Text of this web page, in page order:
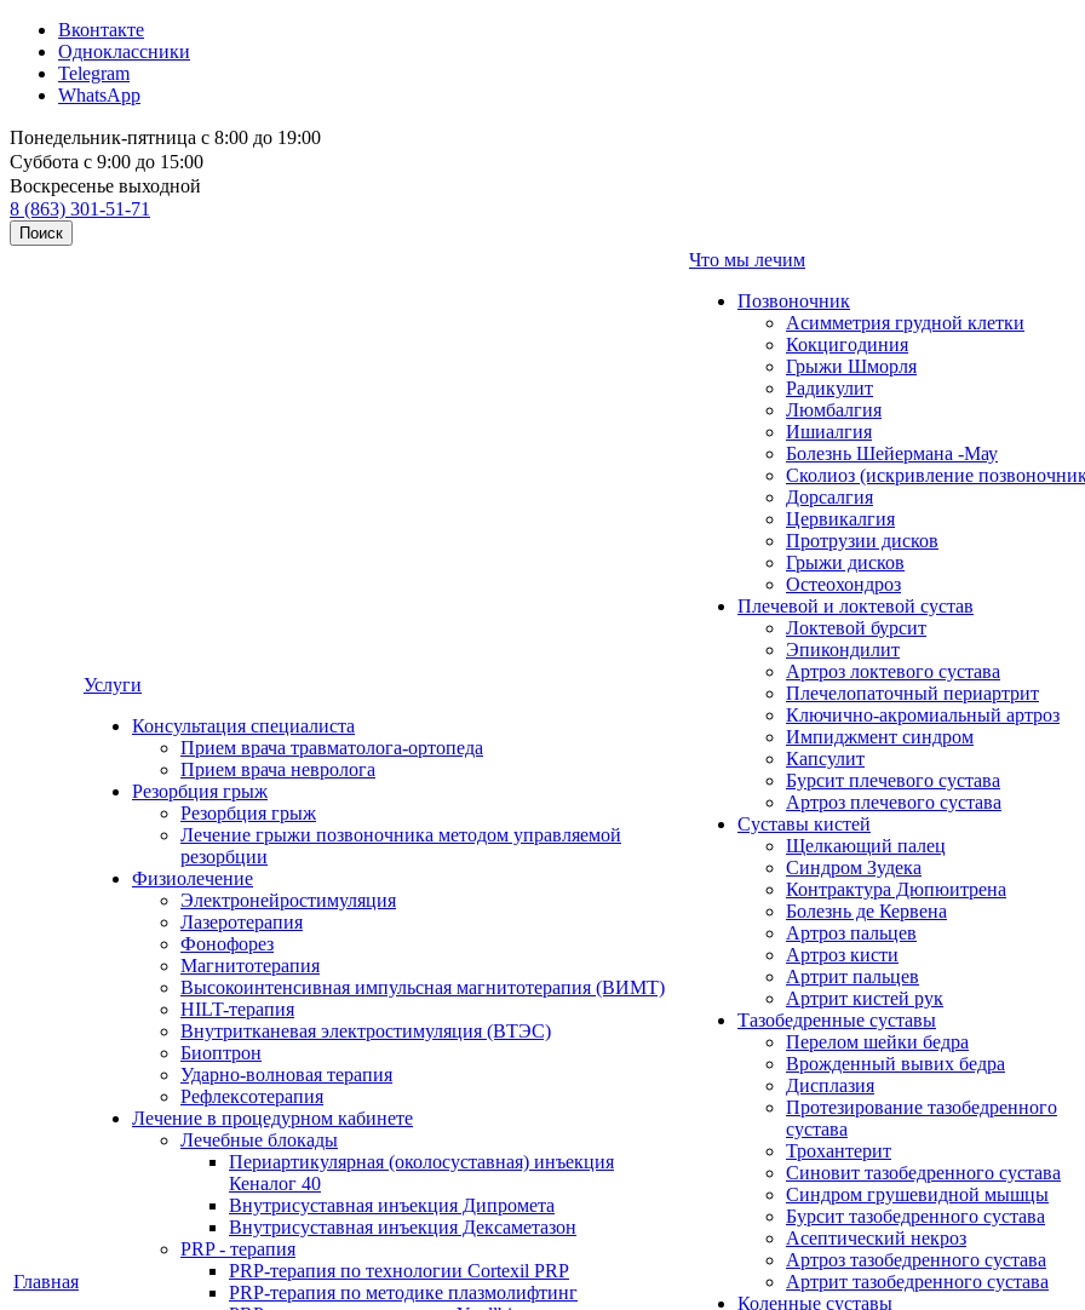
Вконтакте
Одноклассники
Telegram
WhatsApp
Понедельник-пятница с 8:00 до 19:00
Суббота с 9:00 до 15:00
Воскресенье выходной
8 (863) 301-51-71
Поиск
Главная
Услуги
Консультация специалиста
Прием врача травматолога-ортопеда
Прием врача невролога
Резорбция грыж
Резорбция грыж
Лечение грыжи позвоночника методом управляемой
резорбции
Физиолечение
Электронейростимуляция
Лазеротерапия
Фонофорез
Магнитотерапия
Высокоинтенсивная импульсная магнитотерапия (ВИМТ)
HILT-терапия
Внутритканевая электростимуляция (ВТЭС)
Биоптрон
Ударно-волновая терапия
Рефлексотерапия
Лечение в процедурном кабинете
Лечебные блокады
Периартикулярная (околосуставная) инъекция
Кеналог 40
Внутрисуставная инъекция Дипромета
Внутрисуставная инъекция Дексаметазон
PRP - терапия
PRP-терапия по технологии Cortexil PRP
PRP-терапия по методике плазмолифтинг
Что мы лечим
Позвоночник
Асимметрия грудной клетки
Кокцигодиния
Грыжи Шморля
Радикулит
Люмбалгия
Ишиалгия
Болезнь Шейермана -Мау
Сколиоз (искривление
Дорсалгия
Цервикалгия
Протрузии дисков
Грыжи дисков
Остеохондроз
Плечевой и локтевой сустав
Локтевой бурсит
Эпикондилит
Артроз локтевого сустава
Плечелопаточный периартрит
Ключично-акромиальный артроз
Импиджмент синдром
Капсулит
Бурсит плечевого сустава
Артроз плечевого сустава
Суставы кистей
Щелкающий палец
Синдром Зудека
Контрактура Дюпюитрена
Болезнь де Кервена
Артроз пальцев
Артроз кисти
Артрит пальцев
Артрит кистей рук
Тазобедренные суставы
Перелом шейки бедра
Врожденный вывих бедра
Дисплазия
Протезирование тазобедренного
сустава
Трохантерит
Синовит тазобедренного сустава
Синдром грушевидной мышцы
Бурсит тазобедренного сустава
Асептический некроз
Артроз тазобедренного сустава
Артрит тазобедренного сустава
Коленные суставы